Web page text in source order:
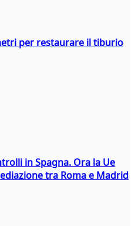
per restaurare il tiburio
in Spagna. Ora la Ue
tra Roma e Madrid